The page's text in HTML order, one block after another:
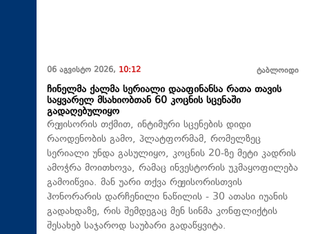
06 აგვისტო 2026, 10:12 ტაბლოიდი
ჩინელმა ქალმა სერიალი დააფინანსა რათა თავის
საყვარელ მსახიობთან 60 კოცნის სცენაში
გადაღებულიყო
რეჟისორის თქმით, ინტიმური სცენების დიდი
რაოდენობის გამო, პლატფორმამ, რომელზეც
სერიალი უნდა გასულიყო, კოცნის 20-ზე მეტი კადრის
ამოჭრა მოითხოვა, რამაც ინვესტორის უკმაყოფილება
გამოიწვია. მან უარი თქვა რეჟისორისთვის
ჰონორარის დარჩენილი ნაწილის - 30 ათასი იუანის
გადახდაზე, რის შემდეგაც მენ სინმა კონფლიქტის
შესახებ საჯაროდ საუბარი გადაწყვიტა.